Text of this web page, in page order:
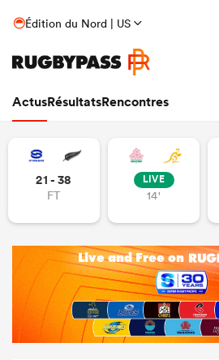
Édition du Nord | US
ActusRésultatsRencontres
21 - 38
FT
LIVE
14'